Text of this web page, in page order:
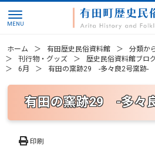
ホーム 有田歴史民俗資料館
分類か
刊行物・グッズ
歴史民俗資料館ブロ
6月
有田の窯跡29 -多々良2号窯跡-
有田の窯跡29 -多々
印刷